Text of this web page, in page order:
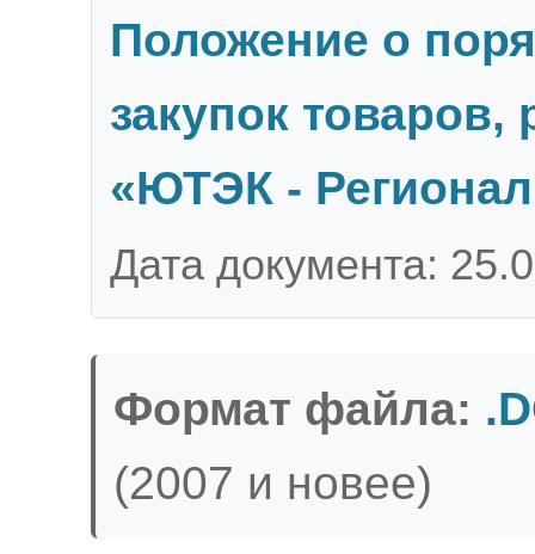
Положение о
закупок товаров,
«ЮТЭК -
Дата документа:
Формат файла:
(2007 и новее)